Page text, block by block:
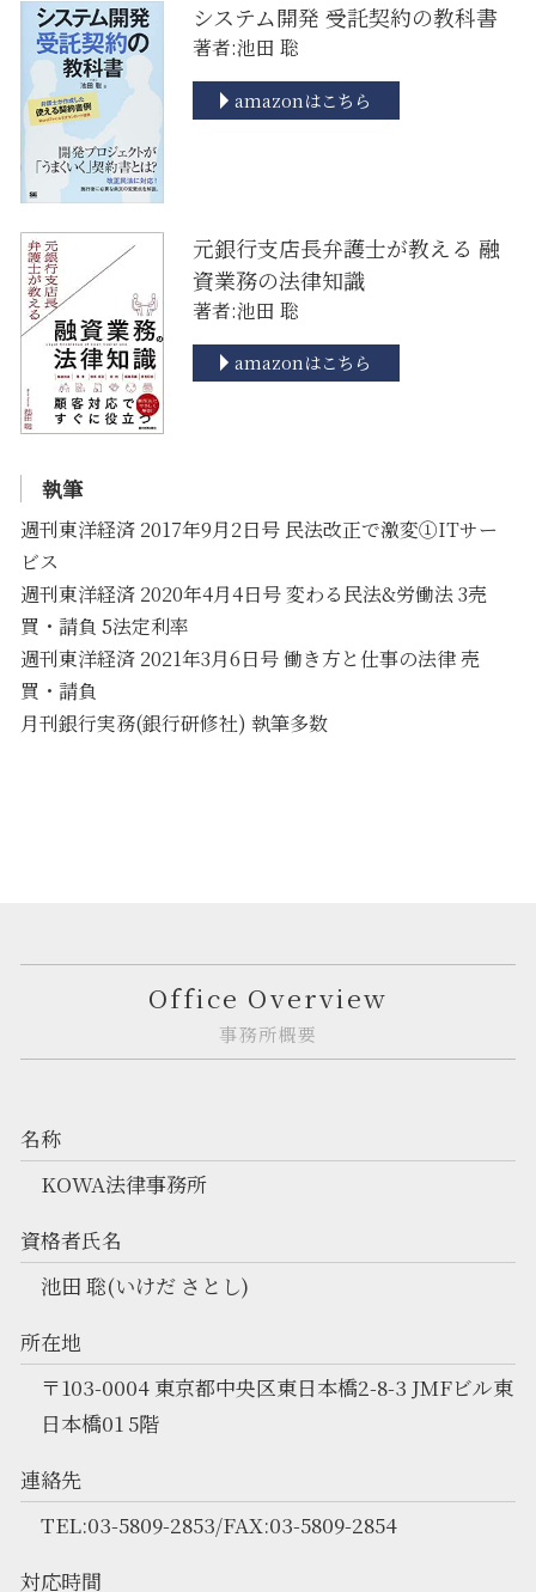
システム開発 受託契約の教科書
著者:池田 聡
amazonはこちら
元銀行支店長弁護士が教える 融
資業務の法律知識
著者:池田 聡
amazonはこちら
執筆
週刊東洋経済 2017年9月2日号 民法改正で激変①ITサー
ビス
週刊東洋経済 2020年4月4日号 変わる民法&労働法 3売
買・請負 5法定利率
週刊東洋経済 2021年3月6日号 働き方と仕事の法律 売
買・請負
月刊銀行実務(銀行研修社) 執筆多数
Office Overview
事務所概要
名称
KOWA法律事務所
資格者氏名
池田 聡(いけだ さとし)
所在地
〒103-0004 東京都中央区東日本橋2-8-3 JMFビル東
日本橋01 5階
連絡先
TEL:03-5809-2853/FAX:03-5809-2854
対応時間